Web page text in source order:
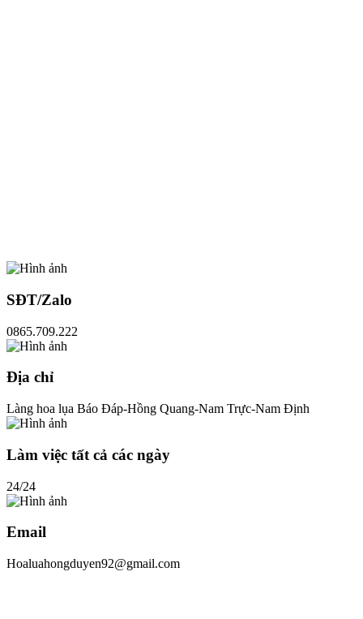
SĐT/Zalo
0865.709.222
Địa chỉ
Làng hoa lụa Báo Đáp-Hồng Quang-Nam Trực-Nam Định
Làm việc tất cả các ngày
24/24
Email
Hoaluahongduyen92@gmail.com